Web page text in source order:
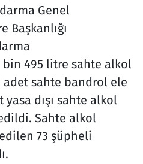
Genel
Başkanlığı
bin 495 litre sahte alkol
sahte bandrol ele
dışı sahte alkol
Sahte alkol
73 şüpheli